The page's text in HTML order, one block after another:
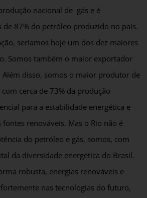
nacional de gás e é
de 87% do petróleo produzido no país.
seríamos hoje um dos dez maiores
Somos também o maior exportador
disso, somos o maior produtor de
cerca de 73% da produção
para a estabilidade energética e
fontes renováveis. Mas o Rio não é
do petróleo e gás, somos, com
da diversidade energética do Brasil.
robusta, energias renováveis e
nas tecnologias do futuro,